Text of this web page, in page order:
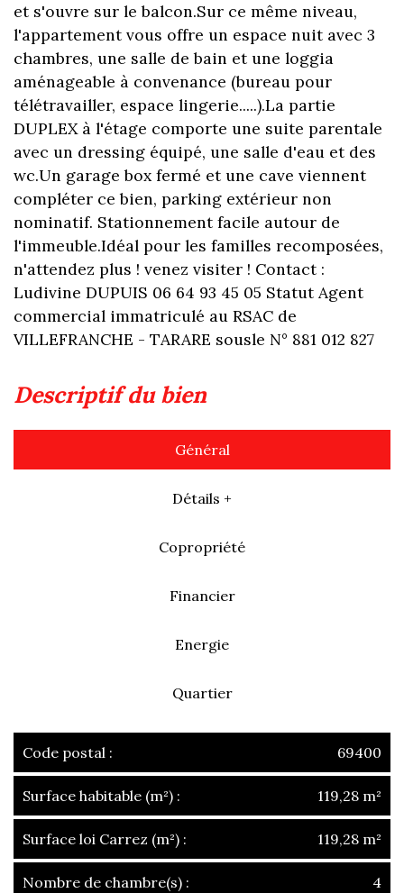
et s'ouvre sur le balcon.Sur ce même niveau,
l'appartement vous offre un espace nuit avec 3
chambres, une salle de bain et une loggia
aménageable à convenance (bureau pour
télétravailler, espace lingerie.....).La partie
DUPLEX à l'étage comporte une suite parentale
avec un dressing équipé, une salle d'eau et des
wc.Un garage box fermé et une cave viennent
compléter ce bien, parking extérieur non
nominatif. Stationnement facile autour de
l'immeuble.Idéal pour les familles recomposées,
n'attendez plus ! venez visiter ! Contact :
Ludivine DUPUIS 06 64 93 45 05 Statut Agent
commercial immatriculé au RSAC de
VILLEFRANCHE - TARARE sousle N° 881 012 827
descriptif du bien
Général
Détails +
Copropriété
Financier
Energie
Quartier
Code postal : 69400
Surface habitable (m²) : 119,28 m²
Surface loi Carrez (m²) : 119,28 m²
Nombre de chambre(s) : 4